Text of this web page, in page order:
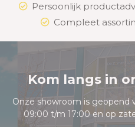
Persoonlijk
Compleet
Kom langs in
Onze showroom is geopend
09:00 t/m 17:00 en op